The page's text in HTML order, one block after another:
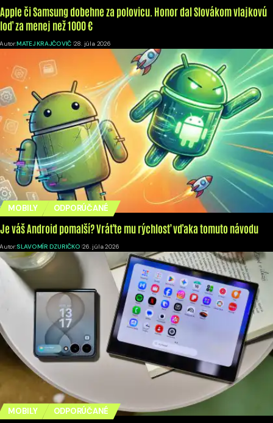
Apple či Samsung dobehne za polovicu. Honor dal Slovákom vlajkovú
loď za menej než 1000 €
Autor:MATEJ KRAJČOVIČ 28. júla 2026
MOBILY ODPORÚČANÉ
Je váš Android pomalší? Vráťte mu rýchlosť vďaka tomuto návodu
Autor:SLAVOMÍR DZURIČKO 26. júla 2026
MOBILY ODPORÚČANÉ